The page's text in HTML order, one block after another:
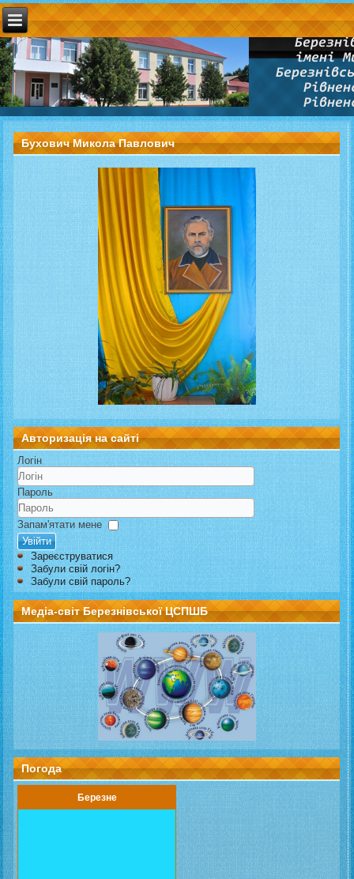
Бухович Микола Павлович
Авторизація на сайті
Логін
Пароль
Запам'ятати мене
Увійти
Зареєструватися
Забули свій логін?
Забули свій пароль?
Медіа-світ Березнівської ЦСПШБ
Погода
Березне